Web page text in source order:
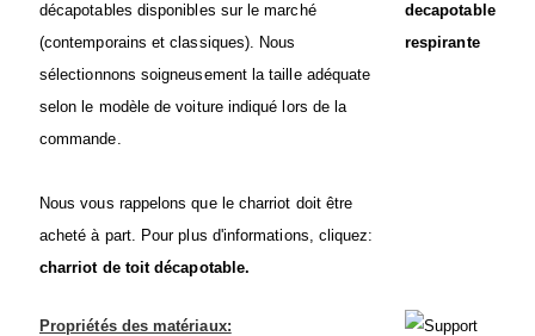
décapotables disponibles sur le marché
(contemporains et classiques). Nous
sélectionnons soigneusement la taille adéquate
selon le modèle de voiture indiqué lors de la
commande.
Nous vous rappelons que le charriot doit être
acheté à part. Pour plus d'informations, cliquez:
charriot de toit décapotable.
Propriétés des matériaux: